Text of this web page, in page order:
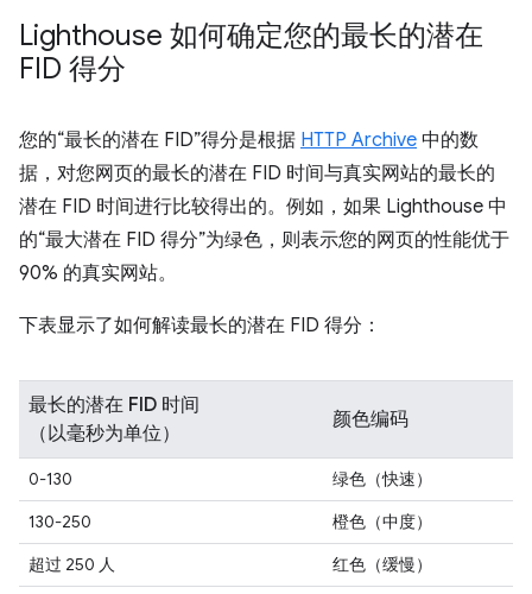
Lighthouse 如何确定您的最长的潜在
FID 得分
您的“最长的潜在 FID”得分是根据 HTTP Archive 中的数
据，对您网页的最长的潜在 FID 时间与真实网站的最长的
潜在 FID 时间进行比较得出的。例如，如果 Lighthouse 中
的“最大潜在 FID 得分”为绿色，则表示您的网页的性能优于
90% 的真实网站。
下表显示了如何解读最长的潜在 FID 得分：
最长的潜在 FID 时间
（以毫秒为单位）
颜色编码
0-130
绿色（快速）
130-250
橙色（中度）
超过 250 人
红色（缓慢）